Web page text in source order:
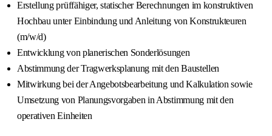
Erstellung prüffähiger, statischer Berechnungen im konstruktiven
Hochbau unter Einbindung und Anleitung von Konstrukteuren
(m/w/d)
Entwicklung von planerischen Sonderlösungen
Abstimmung der Tragwerksplanung mit den Baustellen
Mitwirkung bei der Angebotsbearbeitung und Kalkulation sowie
Umsetzung von Planungsvorgaben in Abstimmung mit den
operativen Einheiten